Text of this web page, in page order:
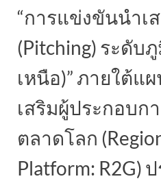
“การแข่งขันนำเ
(Pitching) ระดับ
เหนือ)” ภายใต้แ
เสริมผู้ประกอบก
ตลาดโลก
Platform: R2G)